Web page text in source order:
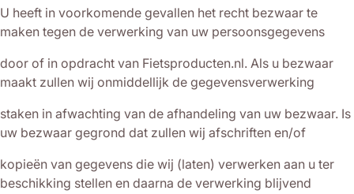
U heeft in voorkomende gevallen het recht bezwaar te
maken tegen de verwerking van uw persoonsgegevens
door of in opdracht van Fietsproducten.nl. Als u bezwaar
maakt zullen wij onmiddellijk de gegevensverwerking
staken in afwachting van de afhandeling van uw bezwaar. Is
uw bezwaar gegrond dat zullen wij afschriften en/of
kopieën van gegevens die wij (laten) verwerken aan u ter
beschikking stellen en daarna de verwerking blijvend